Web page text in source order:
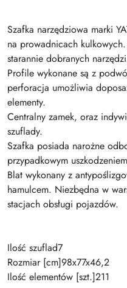
Szafka narzędziowa marki
na prowadnicach
starannie dobranych
Profile wykonane są z
perforacja umożliwia
elementy.
Centralny zamek, oraz
szuflady.
Szafka posiada narożne
przypadkowym
Blat wykonany z
hamulcem. Niezbędna w
stacjach obsługi pojazdów.
Ilość szuflad7
Rozmiar [cm]98x77x46,2
Ilość elementów [szt.]211